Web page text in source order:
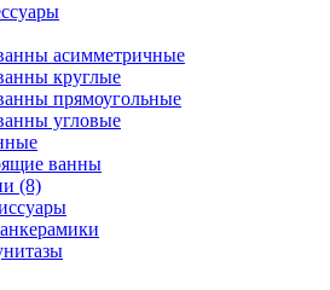
асимметричные
круглые
прямоугольные
угловые
ванны
(8)